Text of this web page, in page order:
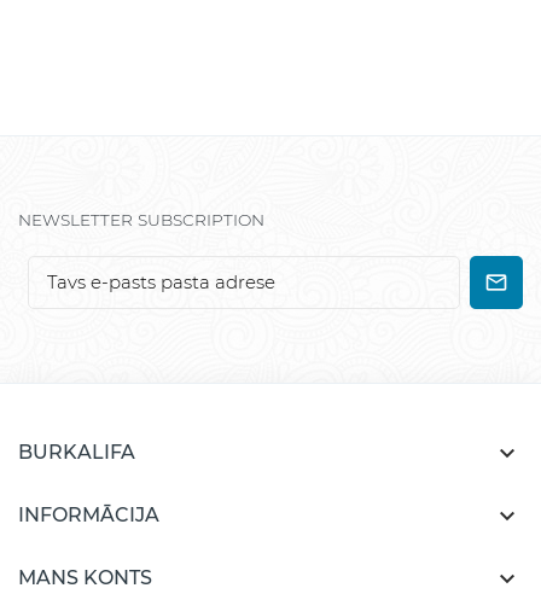
NEWSLETTER SUBSCRIPTION
BURKALIFA 
INFORMĀCIJA 
MANS KONTS 